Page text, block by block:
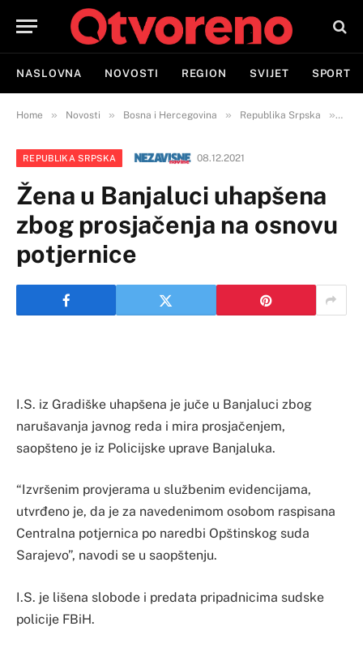
NASLOVNA NOVOSTI REGION SVIJET SPORT
Home » Novosti » Bosna i Hercegovina » Republika Srpska »
REPUBLIKA SRPSKA 08.12.2021
Žena u Banjaluci uhapšena
zbog prosjačenja na osnovu
potjernice
I.S. iz Gradiške uhapšena je juče u Banjaluci zbog
narušavanja javnog reda i mira prosjačenjem,
saopšteno je iz Policijske uprave Banjaluka.
“Izvršenim provjerama u službenim evidencijama,
utvrđeno je, da je za navedenimom osobom raspisana
Centralna potjernica po naredbi Opštinskog suda
Sarajevo”, navodi se u saopštenju.
I.S. je lišena slobode i predata pripadnicima sudske
policije FBiH.